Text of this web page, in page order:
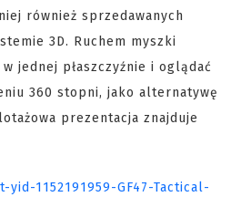
również sprzedawanych
3D. Ruchem myszki
jednej płaszczyźnie i oglądać
360 stopni, jako alternatywę
prezentacja znajduje
1152191959-GF47-Tactical-